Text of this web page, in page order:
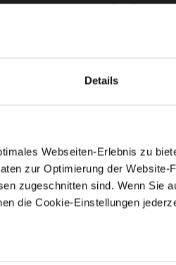
Details
Webseiten-Erlebnis zu
zur Optimierung der Website-
zugeschnitten sind. Wenn Sie
die Cookie-Einstellungen
Mundgefühl. Im
wird immer
unter
Meere und